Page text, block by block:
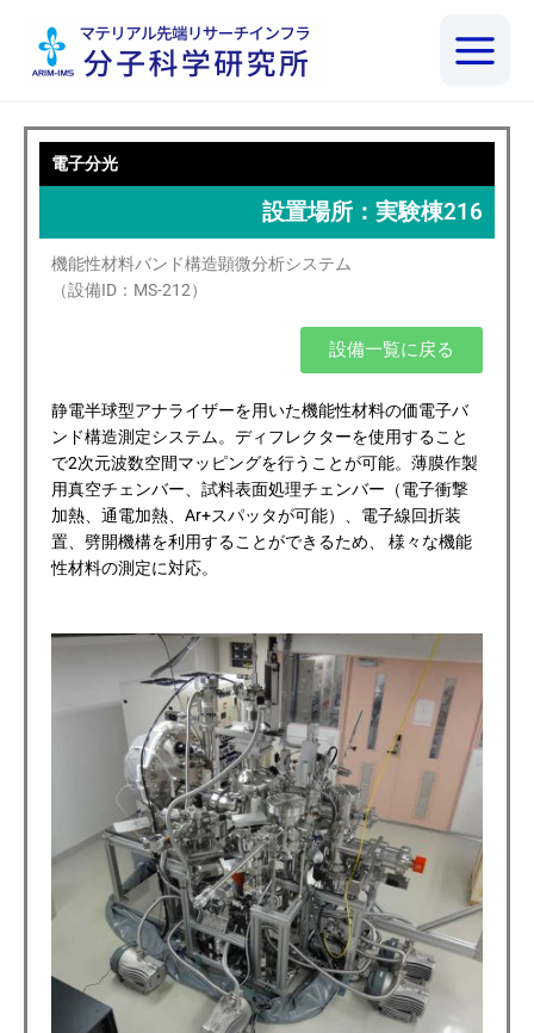
電子分光
設置場所：実験棟216
機能性材料バンド構造顕微分析システム
（設備ID：MS-212）
設備一覧に戻る
静電半球型アナライザーを用いた機能性材料の価電子バ
ンド構造測定システム。ディフレクターを使用すること
で2次元波数空間マッピングを行うことが可能。薄膜作製
用真空チェンバー、試料表面処理チェンバー（電子衝撃
加熱、通電加熱、Ar+スパッタが可能）、電子線回折装
置、劈開機構を利用することができるため、 様々な機能
性材料の測定に対応。